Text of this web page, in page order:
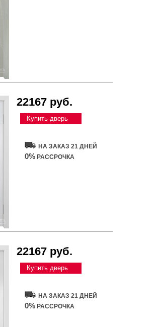
22167 руб.
Купить дверь
НА ЗАКАЗ 21 ДНЕЙ
0% РАССРОЧКА
22167 руб.
Купить дверь
НА ЗАКАЗ 21 ДНЕЙ
0% РАССРОЧКА